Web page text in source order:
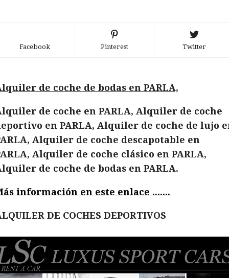
Facebook Pinterest Twitter
de coche de bodas en PARLA,
de coche en PARLA, Alquiler de coche
en PARLA, Alquiler de coche de lujo
Alquiler de coche descapotable en
Alquiler de coche clásico en PARLA,
de coche de bodas en PARLA.
información en este enlace .......
DE COCHES DEPORTIVOS